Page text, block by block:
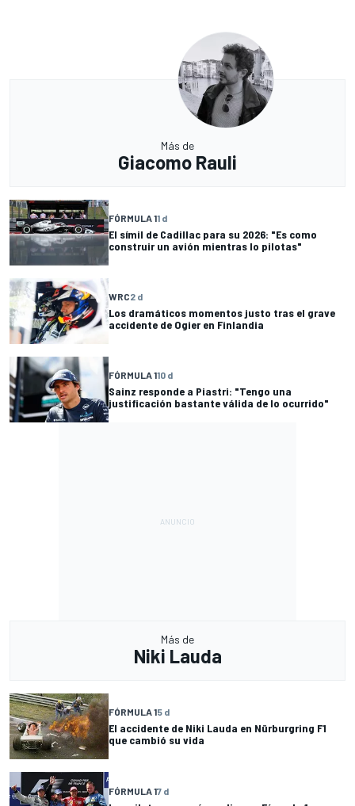
Más de
Giacomo Rauli
FÓRMULA 11 d
El símil de Cadillac para su 2026: "Es como
construir un avión mientras lo pilotas"
WRC2 d
Los dramáticos momentos justo tras el grave
accidente de Ogier en Finlandia
FÓRMULA 110 d
Sainz responde a Piastri: "Tengo una
justificación bastante válida de lo ocurrido"
Más de
Niki Lauda
FÓRMULA 15 d
El accidente de Niki Lauda en Nürburgring F1
que cambió su vida
FÓRMULA 17 d